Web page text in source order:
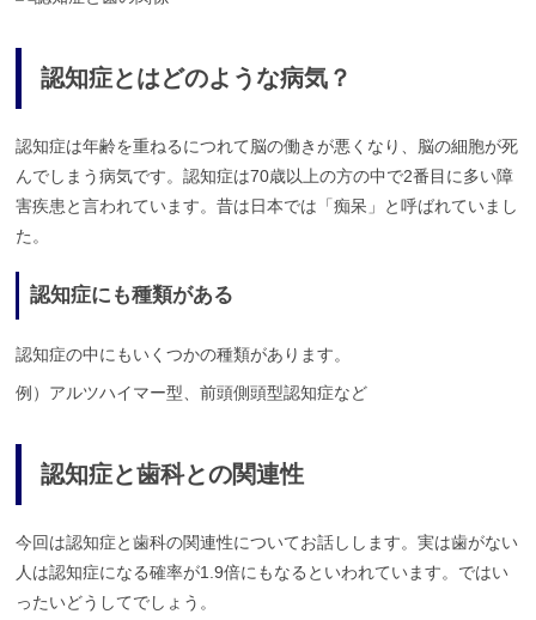
認知症とはどのような病気？
認知症は年齢を重ねるにつれて脳の働きが悪くなり、脳の細胞が死
んでしまう病気です。認知症は70歳以上の方の中で2番目に多い障
害疾患と言われています。昔は日本では「痴呆」と呼ばれていまし
た。
認知症にも種類がある
認知症の中にもいくつかの種類があります。
例）アルツハイマー型、前頭側頭型認知症など
認知症と歯科との関連性
今回は認知症と歯科の関連性についてお話しします。実は歯がない
人は認知症になる確率が1.9倍にもなるといわれています。ではい
ったいどうしてでしょう。